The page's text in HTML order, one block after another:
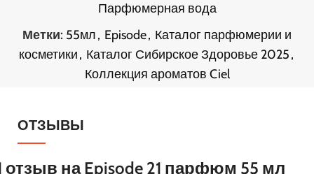
Парфюмерная вода
Метки: 55мл, Episode, Каталог парфюмерии и
косметики, Каталог Сибирское Здоровье 2025,
Коллекция ароматов Ciel
ОТЗЫВЫ
отзыв наEpisode 21 парфюм 55 мл